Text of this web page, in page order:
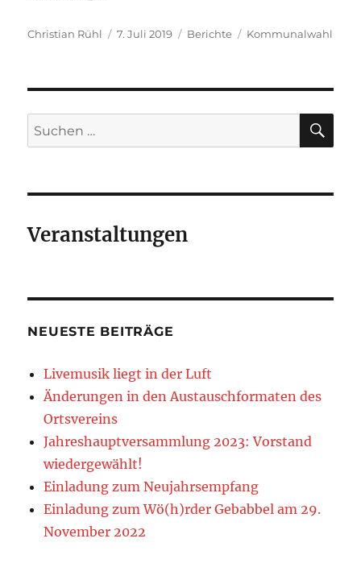
Autor
Christian Rühl
Veröffentlicht
7. Juli 2019 Kategorien
Berichte Schlagwörter
Kommunalwahl
Suchen
nach:
Veranstaltungen
NEUESTE BEITRÄGE
Livemusik liegt in der Luft
Änderungen in den Austauschformaten des
Ortsvereins
Jahreshauptversammlung 2023: Vorstand
wiedergewählt!
Einladung zum Neujahrsempfang
Einladung zum Wö(h)rder Gebabbel am 29.
November 2022